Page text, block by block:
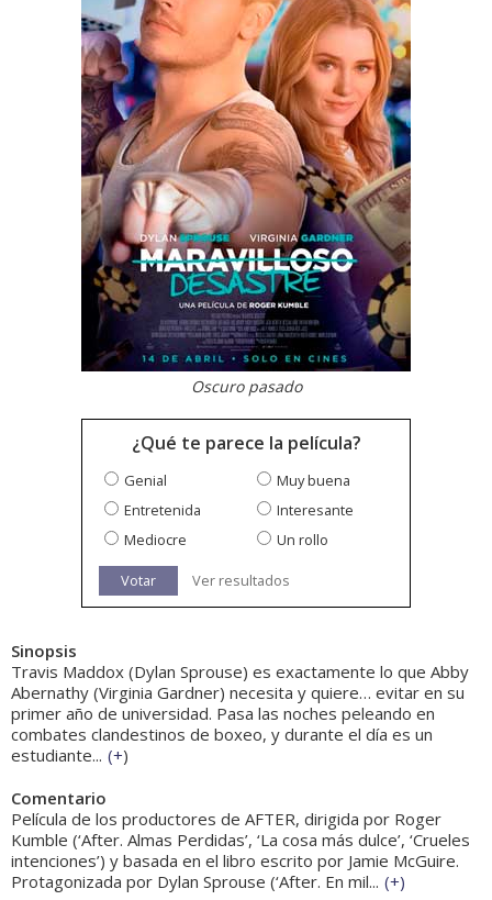
Oscuro pasado
¿Qué te parece la película?
Genial
Muy buena
Entretenida
Interesante
Mediocre
Un rollo
Votar Ver resultados
Sinopsis
Travis Maddox (Dylan Sprouse) es exactamente lo que Abby
Abernathy (Virginia Gardner) necesita y quiere… evitar en su
primer año de universidad. Pasa las noches peleando en
combates clandestinos de boxeo, y durante el día es un
estudiante... (+)
Comentario
Película de los productores de AFTER, dirigida por Roger
Kumble (‘After. Almas Perdidas’, ‘La cosa más dulce’, ‘Crueles
intenciones’) y basada en el libro escrito por Jamie McGuire.
Protagonizada por Dylan Sprouse (‘After. En mil... (+)